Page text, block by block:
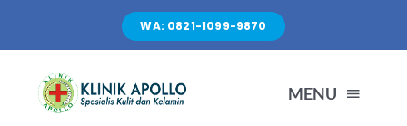
content
WA: 0821-1099-9870
MENU